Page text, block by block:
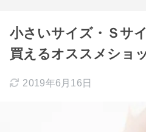
小さいサイズ・Ｓサ
買えるオススメショ
2019年6月16日